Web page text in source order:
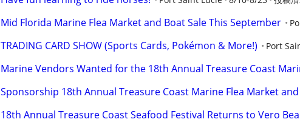
Mid Florida Marine Flea Market and Boat Sale This September
TRADING CARD SHOW (Sports Cards, Pokémon & More!) Port
Marine Vendors Wanted for the 18th Annual Treasure Coast
Sponsorship 18th Annual Treasure Coast Marine Flea Market and
18th Annual Treasure Coast Seafood Festival Returns to Vero